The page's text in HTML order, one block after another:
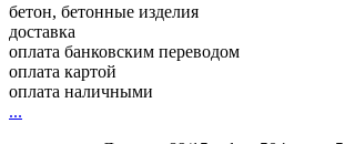
бетон, бетонные изделия
доставка
оплата банковским переводом
оплата картой
оплата наличными
...